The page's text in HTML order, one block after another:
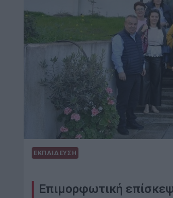
ΕΚΠΑΙΔΕΥΣΗ
Επιμορφωτική